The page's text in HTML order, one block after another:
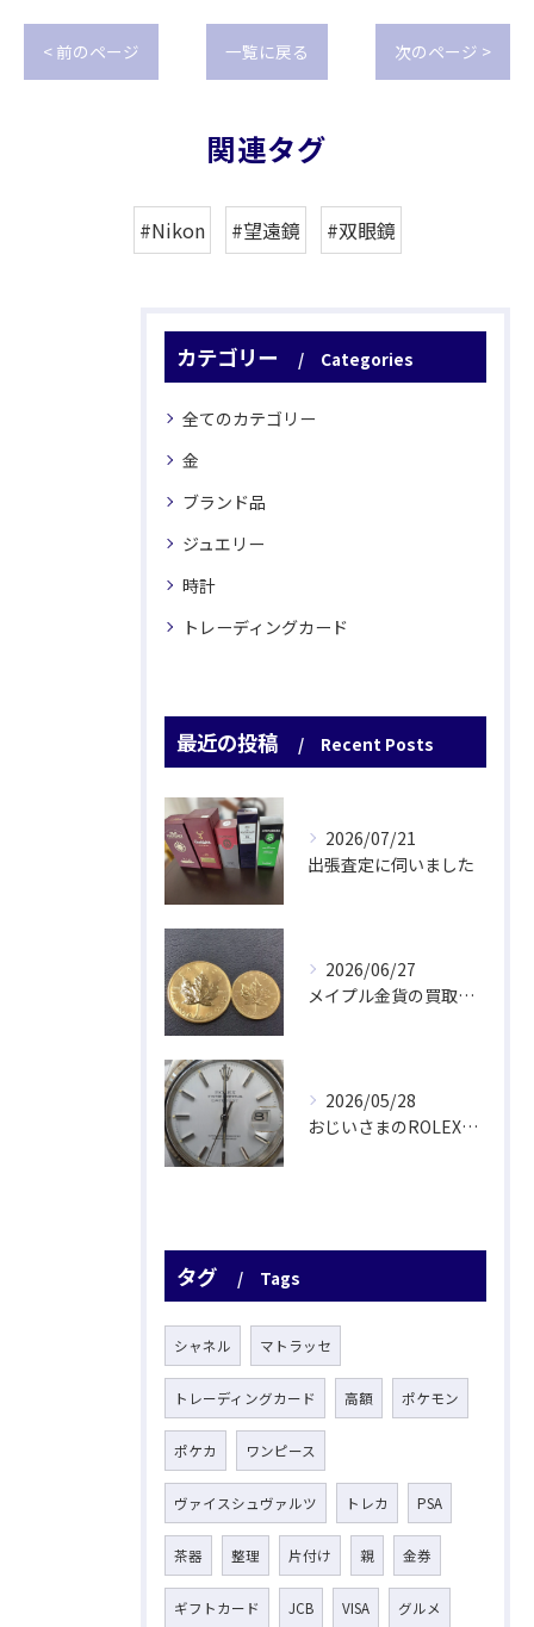
< 前のページ 一覧に戻る 次のページ >
関連タグ
#Nikon #望遠鏡 #双眼鏡
カテゴリー Categories
全てのカテゴリー
金
ブランド品
ジュエリー
時計
トレーディングカード
最近の投稿 Recent Posts
2026/07/21
出張査定に伺いました
2026/06/27
メイプル金貨の買取をさせていただきました
2026/05/28
おじいさまのROLEX驚愕査定！
タグ Tags
シャネル マトラッセ
トレーディングカード 高額 ポケモン
ポケカ ワンピース
ヴァイスシュヴァルツ トレカ PSA
茶器 整理 片付け 親 金券
ギフトカード JCB VISA グルメ